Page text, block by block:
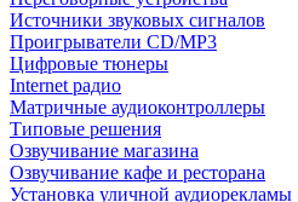
Источники звуковых сигналов
Проигрыватели CD/MP3
Цифровые тюнеры
Internet радио
Матричные аудиоконтроллеры
Типовые решения
Озвучивание магазина
Озвучивание кафе и ресторана
Установка уличной аудиорекламы